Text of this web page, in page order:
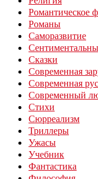
Романтическое
Романы
Саморазвитие
Сказки
Современная
Современная
Современный
Стихи
Сюрреализм
Триллеры
Ужасы
Учебник
Фантастика